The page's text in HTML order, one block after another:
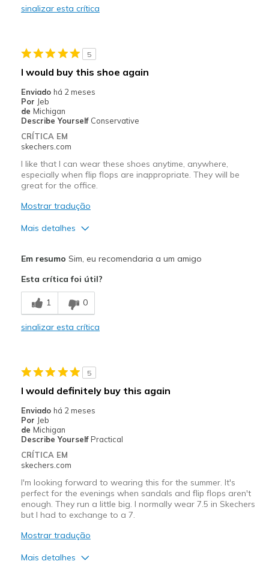
Feels true to size
View On Shoes
sinalizar esta crítica
5
I would buy this shoe again
Enviado há 2 meses
Por Jeb
de Michigan
Describe Yourself Conservative
CRÍTICA EM
skechers.com
I like that I can wear these shoes anytime, anywhere,
especially when flip flops are inappropriate. They will be
great for the office.
Mostrar tradução
Mais detalhes
Comfortable
Stylish
Going Out
Sizing
Feels half size too big
View On Shoes
Shoes are for Wearing
Em resumo Sim, eu recomendaria a um amigo
Esta crítica foi útil?
1 0
sinalizar esta crítica
5
I would definitely buy this again
Enviado há 2 meses
Por Jeb
de Michigan
Describe Yourself Practical
CRÍTICA EM
skechers.com
I'm looking forward to wearing this for the summer. It's
perfect for the evenings when sandals and flip flops aren't
enough. They run a little big. I normally wear 7.5 in Skechers
but I had to exchange to a 7.
Mostrar tradução
Mais detalhes